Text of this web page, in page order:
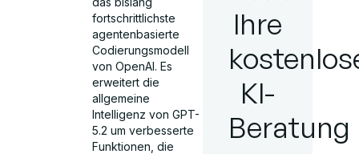
fortschrittlichste
agentenbasierte
Codierungsmodell
von OpenAI. Es
erweitert die
allgemeine
Intelligenz von GPT-
5.2 um verbesserte
Funktionen, die
Ihre
KI-
Beratung